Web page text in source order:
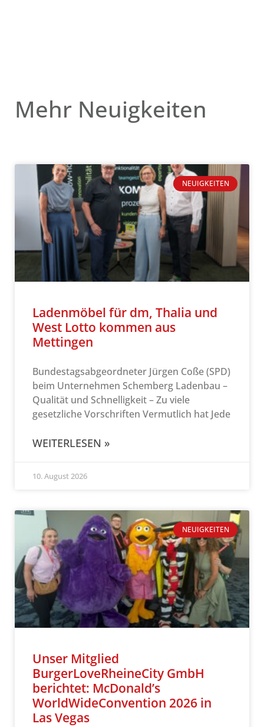
Mehr Neuigkeiten
NEUIGKEITEN
Ladenmöbel für dm, Thalia und
West Lotto kommen aus
Mettingen
Bundestagsabgeordneter Jürgen Coße (SPD)
beim Unternehmen Schemberg Ladenbau –
Qualität und Schnelligkeit – Zu viele
gesetzliche Vorschriften Vermutlich hat Jede
WEITERLESEN »
10. August 2026
NEUIGKEITEN
Unser Mitglied
BurgerLoveRheineCity GmbH
berichtet: McDonald’s
WorldWideConvention 2026 in
Las Vegas